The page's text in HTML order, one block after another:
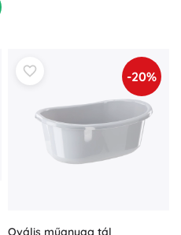
-20%
Ovális műanyag tál